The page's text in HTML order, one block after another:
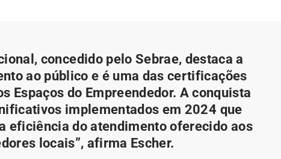
concedido pelo Sebrae, destaca a
ao público e é uma das certificações
Espaços do Empreendedor. A conquista
implementados em 2024 que
eficiência do atendimento oferecido aos
locais”, afirma Escher.